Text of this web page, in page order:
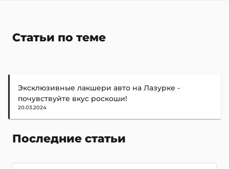
Статьи по теме
Эксклюзивные лакшери авто на Лазурке -
почувствуйте вкус роскоши!
20.03.2024
Последние статьи